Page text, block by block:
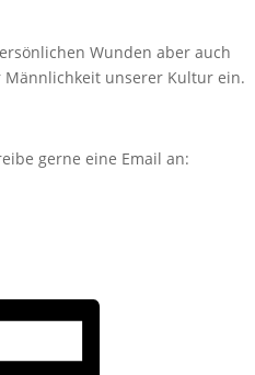
Wunden aber auch
unserer Kultur ein.
gerne eine Email an: